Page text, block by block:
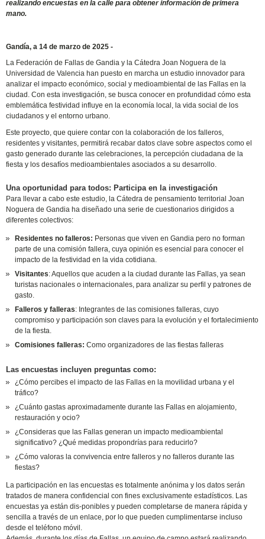
realizando encuestas en la calle para obtener información de primera
mano.
Gandía, a 14 de marzo de 2025 -
La Federación de Fallas de Gandia y la Cátedra Joan Noguera de la
Universidad de Valencia han puesto en marcha un estudio innovador para
analizar el impacto económico, social y medioambiental de las Fallas en la
ciudad. Con esta investigación, se busca conocer en profundidad cómo esta
emblemática festividad influye en la economía local, la vida social de los
ciudadanos y el entorno urbano.
Este proyecto, que quiere contar con la colaboración de los falleros,
residentes y visitantes, permitirá recabar datos clave sobre aspectos como el
gasto generado durante las celebraciones, la percepción ciudadana de la
fiesta y los desafíos medioambientales asociados a su desarrollo.
Una oportunidad para todos: Participa en la investigación
Para llevar a cabo este estudio, la Cátedra de pensamiento territorial Joan
Noguera de Gandia ha diseñado una serie de cuestionarios dirigidos a
diferentes colectivos:
Residentes no falleros: Personas que viven en Gandia pero no forman
parte de una comisión fallera, cuya opinión es esencial para conocer el
impacto de la festividad en la vida cotidiana.
Visitantes: Aquellos que acuden a la ciudad durante las Fallas, ya sean
turistas nacionales o internacionales, para analizar su perfil y patrones de
gasto.
Falleros y falleras: Integrantes de las comisiones falleras, cuyo
compromiso y participación son claves para la evolución y el fortalecimiento
de la fiesta.
Comisiones falleras: Como organizadores de las fiestas falleras
Las encuestas incluyen preguntas como:
¿Cómo percibes el impacto de las Fallas en la movilidad urbana y el
tráfico?
¿Cuánto gastas aproximadamente durante las Fallas en alojamiento,
restauración y ocio?
¿Consideras que las Fallas generan un impacto medioambiental
significativo? ¿Qué medidas propondrías para reducirlo?
¿Cómo valoras la convivencia entre falleros y no falleros durante las
fiestas?
La participación en las encuestas es totalmente anónima y los datos serán
tratados de manera confidencial con fines exclusivamente estadísticos. Las
encuestas ya están dis-ponibles y pueden completarse de manera rápida y
sencilla a través de un enlace, por lo que pueden cumplimentarse incluso
desde el teléfono móvil.